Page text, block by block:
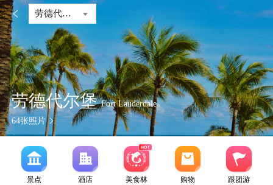
 劳德代尔堡
劳德代尔堡Fort Lauderdale
64张照片
景点 酒店 美食林 购物 跟团游